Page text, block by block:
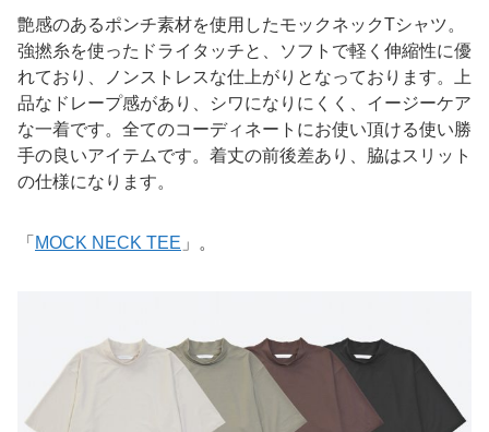
艶感のあるポンチ素材を使用したモックネックTシャツ。
強撚糸を使ったドライタッチと、ソフトで軽く伸縮性に優
れており、ノンストレスな仕上がりとなっております。上
品なドレープ感があり、シワになりにくく、イージーケア
な一着です。全てのコーディネートにお使い頂ける使い勝
手の良いアイテムです。着丈の前後差あり、脇はスリット
の仕様になります。
「 MOCK NECK TEE 」。